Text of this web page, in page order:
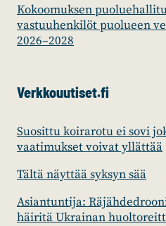
Kokoomuksen
vastuuhenkilöt puolueen
2026–2028
Verkkouutiset.fi
Suosittu koirarotu ei sovi
vaatimukset voivat yllättää
Tältä näyttää syksyn sää
Asiantuntija:
häiritä Ukrainan